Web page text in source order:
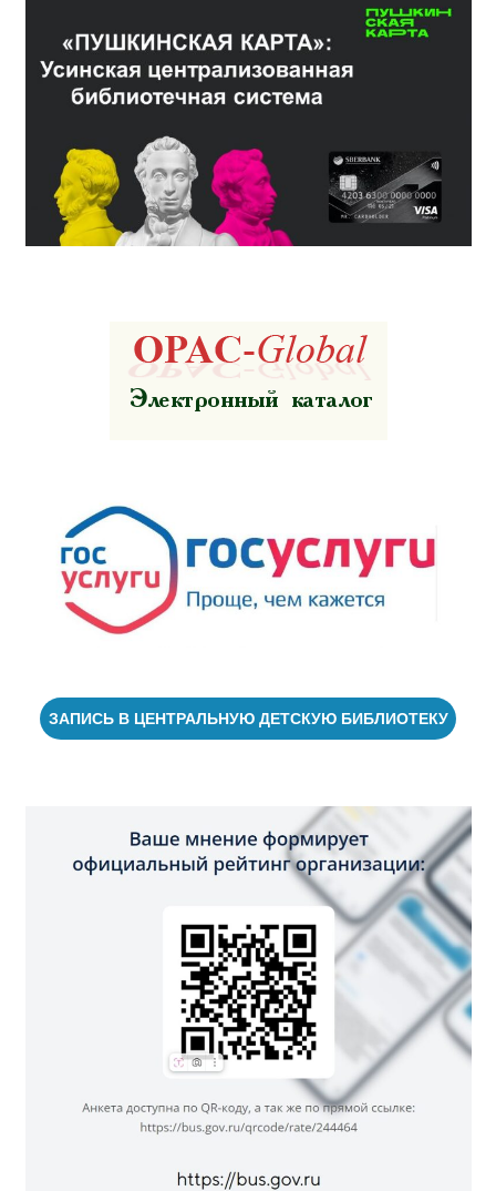
ЗАПИСЬ В ЦЕНТРАЛЬНУЮ ДЕТСКУЮ БИБЛИОТЕКУ